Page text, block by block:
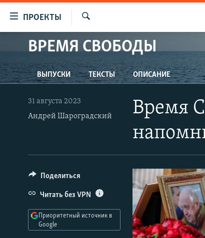
упрощенного
Вернуться
к
основному
содержанию
Вернутся
ПРОЕКТЫ
ПРОГРАММЫ
ПОДКАСТЫ
АВТОРСКИЕ ПРОЕКТЫ
ЦИТАТЫ СВОБОДЫ
МНЕНИЯ
IDEL.РЕАЛИИ
КАВКАЗ.РЕАЛИИ
СЕВЕР.РЕАЛИИ
СИБИРЬ.РЕАЛИИ
РАСПИСАНИЕ ВЕЩАНИЯ
ВРЕМЯ СВОБОДЫ
ВЫПУСКИ ТЕКСТЫ ОПИСАНИЕ
Время
31 августа 2023
Андрей Шароградский
Поделиться
Читать без VPN
Приоритетный источник в
Google